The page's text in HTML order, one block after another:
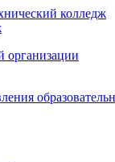
организации